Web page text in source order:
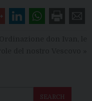
SEARCH